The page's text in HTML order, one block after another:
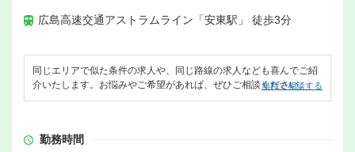
広島高速交通アストラムライン「安東駅」 徒歩3分
同じエリアで似た条件の求人や、同じ路線の求人なども喜んでご紹
介いたします。お悩みやご希望があれば、ぜひご相談ください。
無料で相談する
勤務時間